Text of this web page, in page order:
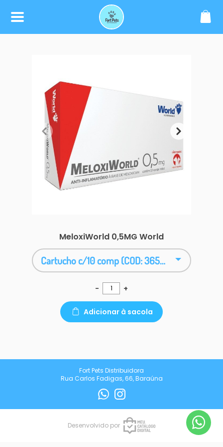
(75) 99979-6677
atacadoforpets@gmail.com
REDES SOCIAIS
MeloxiWorld 0,5MG World
Cartucho c/10 comp (COD: 3650) - R$ 16,08
- +
Adicionar à sacola
Fort Pets Distribuidora
Rua Carlos Fadigas, 66, Baraúna
Desenvolvido por